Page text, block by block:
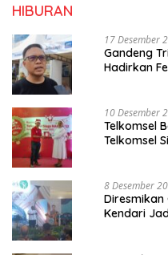
HIBURAN
17 Desember
Gandeng
Hadirkan
10 Desember
Telkomsel
Telkomsel
8 Desember
Diresmikan
Kendari